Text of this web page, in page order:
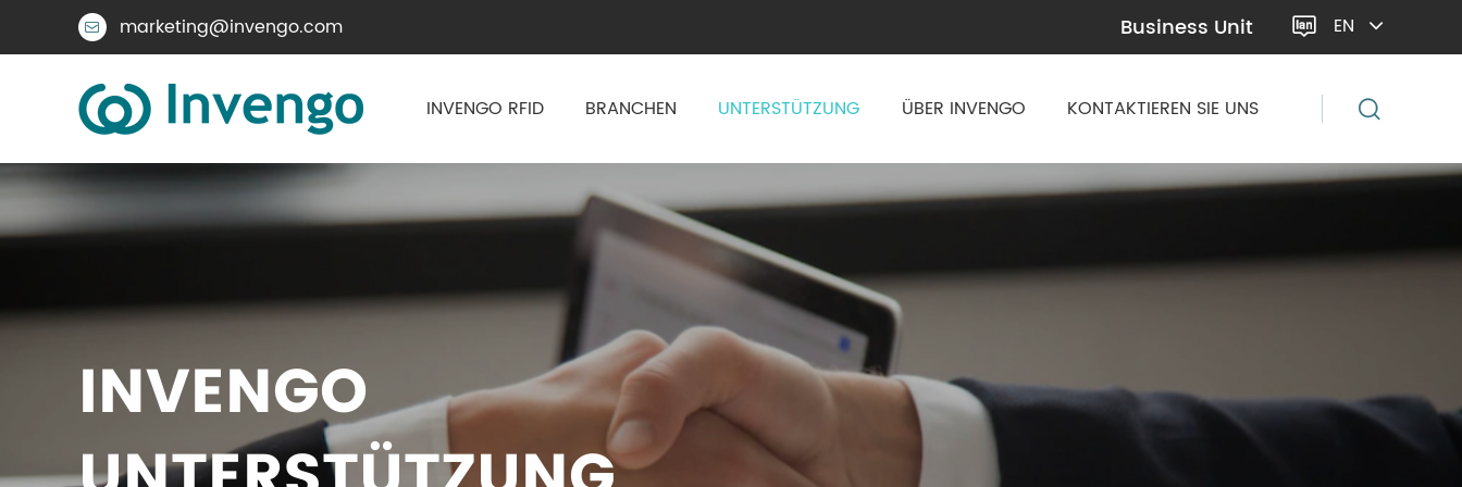
 marketing@invengo.com Business Unit  EN
INVENGO RFID BRANCHEN UNTERSTÜTZUNG ÜBER INVENGO KONTAKTIEREN SIE UNS
INVENGO